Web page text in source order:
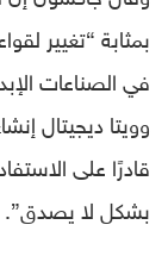
بمثابة “تغيير
في الصناعات
وويتا ديجيتال
قادرًا على
بشكل لا يصدق”.